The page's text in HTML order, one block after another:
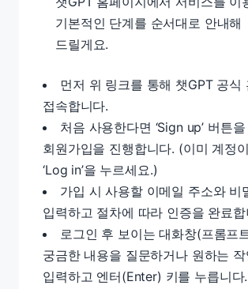
기본적인 단계를 순서대로 안내해
드릴게요.
먼저 위 링크를 통해 챗GPT 공식
접속합니다.
처음 사용한다면 ‘Sign up’ 버튼
회원가입을 진행합니다. (이미 계정
‘Log in’을 누르세요.)
가입 시 사용할 이메일 주소와 비
입력하고 절차에 따라 인증을 완료합
로그인 후 보이는 대화창(프롬프
궁금한 내용을 질문하거나 원하는
입력하고 엔터(Enter) 키를 누릅니다.